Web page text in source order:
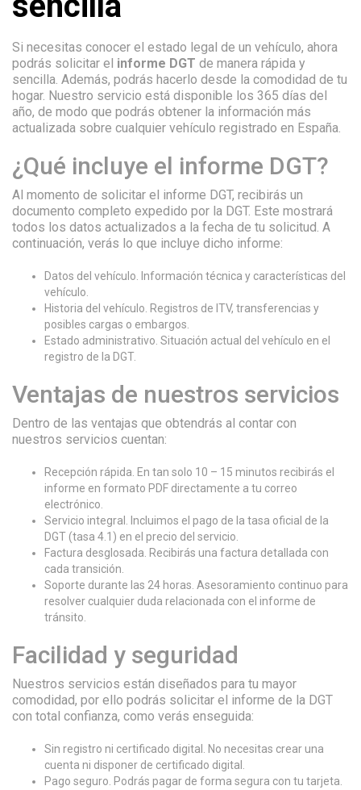
Si necesitas conocer el estado legal de un vehículo, ahora
podrás solicitar el informe DGT de manera rápida y
sencilla. Además, podrás hacerlo desde la comodidad de tu
hogar. Nuestro servicio está disponible los 365 días del
año, de modo que podrás obtener la información más
actualizada sobre cualquier vehículo registrado en España.
¿Qué incluye el informe DGT?
Al momento de solicitar el informe DGT, recibirás un
documento completo expedido por la DGT. Este mostrará
todos los datos actualizados a la fecha de tu solicitud. A
continuación, verás lo que incluye dicho informe:
Datos del vehículo. Información técnica y características del
vehículo.
Historia del vehículo. Registros de ITV, transferencias y
posibles cargas o embargos.
Estado administrativo. Situación actual del vehículo en el
registro de la DGT.
Ventajas de nuestros servicios
Dentro de las ventajas que obtendrás al contar con
nuestros servicios cuentan:
Recepción rápida. En tan solo 10 – 15 minutos recibirás el
informe en formato PDF directamente a tu correo
electrónico.
Servicio integral. Incluimos el pago de la tasa oficial de la
DGT (tasa 4.1) en el precio del servicio.
Factura desglosada. Recibirás una factura detallada con
cada transición.
Soporte durante las 24 horas. Asesoramiento continuo para
resolver cualquier duda relacionada con el informe de
tránsito.
Facilidad y seguridad
Nuestros servicios están diseñados para tu mayor
comodidad, por ello podrás solicitar el informe de la DGT
con total confianza, como verás enseguida:
Sin registro ni certificado digital. No necesitas crear una
cuenta ni disponer de certificado digital.
Pago seguro. Podrás pagar de forma segura con tu tarjeta.